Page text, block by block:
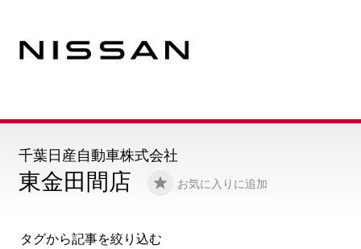
東金田間店 お気に入りに追加
千葉日産自動車株式会社
タグから記事を絞り込む